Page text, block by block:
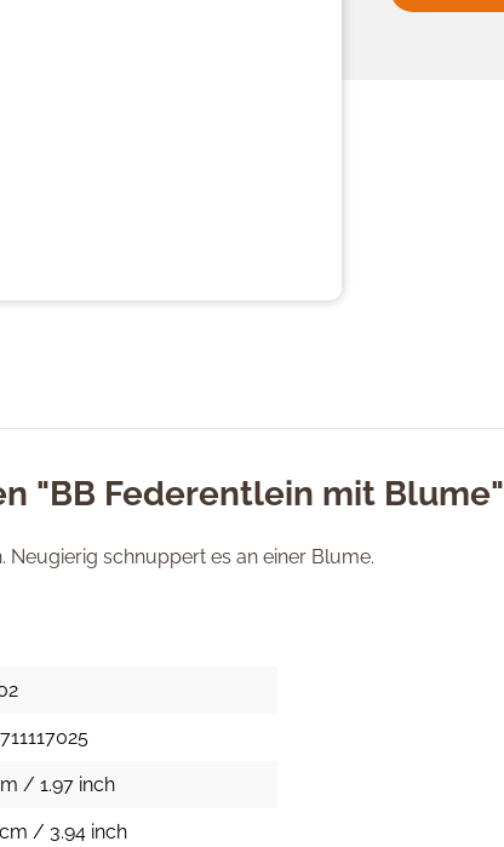
"BB Federentlein mit Blume"
Neugierig schnuppert es an einer Blume.
/ 1.97 inch
/ 3.94 inch